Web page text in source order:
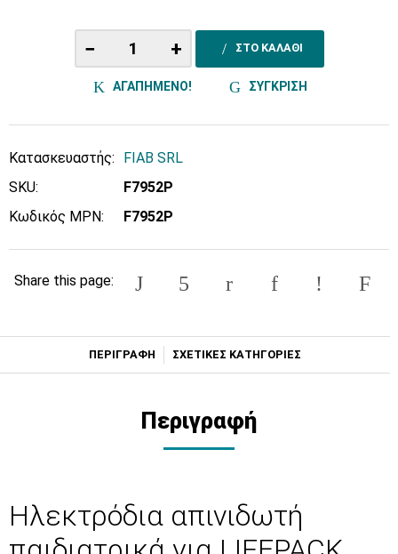
− + ΣΤΟ ΚΑΛΑΘΙ
ΑΓΑΠΗΜΕΝΟ! ΣΥΓΚΡΙΣΗ
Κατασκευαστής:
FIAB SRL
SKU:
F7952P
Κωδικός MPN:
F7952P
Share this page:
ΠΕΡΙΓΡΑΦΗ ΣΧΕΤΙΚΕΣ ΚΑΤΗΓΟΡΙΕΣ
Περιγραφή
Ηλεκτρόδια απινιδωτή